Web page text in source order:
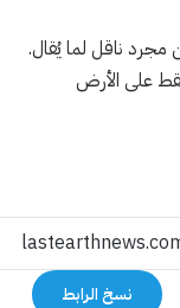
مجرد ناقل لما يُقال.
على الأرض
نسخ الرابط